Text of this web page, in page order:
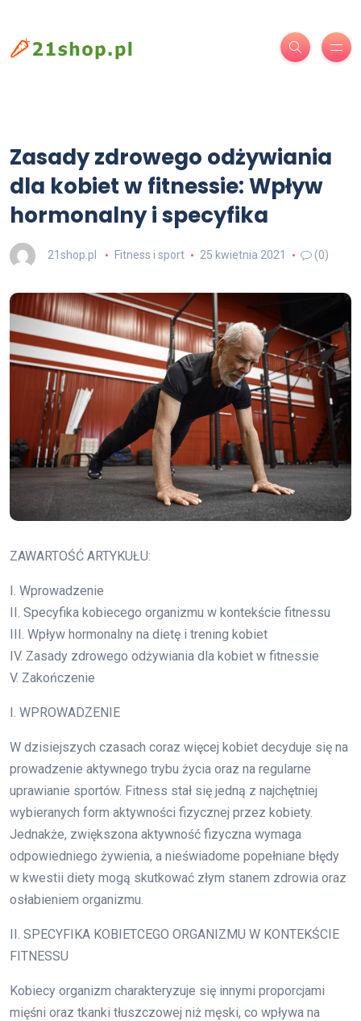
Zasady zdrowego odżywiania
dla kobiet w fitnessie: Wpływ
hormonalny i specyfika
21shop.pl Fitness i sport 25 kwietnia 2021 (0)
ZAWARTOŚĆ ARTYKUŁU:
I. Wprowadzenie
II. Specyfika kobiecego organizmu w kontekście fitnessu
III. Wpływ hormonalny na dietę i trening kobiet
IV. Zasady zdrowego odżywiania dla kobiet w fitnessie
V. Zakończenie
I. WPROWADZENIE
W dzisiejszych czasach coraz więcej kobiet decyduje się na
prowadzenie aktywnego trybu życia oraz na regularne
uprawianie sportów. Fitness stał się jedną z najchętniej
wybieranych form aktywności fizycznej przez kobiety.
Jednakże, zwiększona aktywność fizyczna wymaga
odpowiedniego żywienia, a nieświadome popełniane błędy
w kwestii diety mogą skutkować złym stanem zdrowia oraz
osłabieniem organizmu.
II. SPECYFIKA KOBIETCEGO ORGANIZMU W KONTEKŚCIE
FITNESSU
Kobiecy organizm charakteryzuje się innymi proporcjami
mięśni oraz tkanki tłuszczowej niż męski, co wpływa na